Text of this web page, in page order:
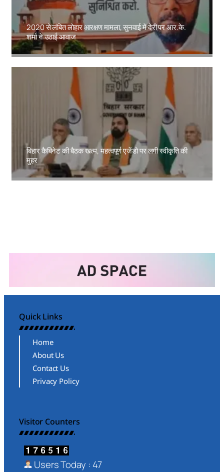
2020 से लंबित लोहार आरक्षण मामला, सुनवाई में देरी पर आर.के.
शर्मा ने उठाई आवाज
Amit Lekh
बिहार कैबिनेट की बैठक खत्म, महत्वपूर्ण एजेंडो पर लगी स्वीकृति की
मुहर
Amit Lekh
Quick Links
Home
About Us
Contact Us
Privacy Policy
Visitor Counters
Users Today : 47